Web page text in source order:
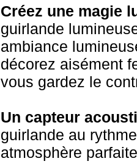
Créez une magie
guirlande
ambiance
décorez aisément
vous gardez le
Un capteur
guirlande au
atmosphère